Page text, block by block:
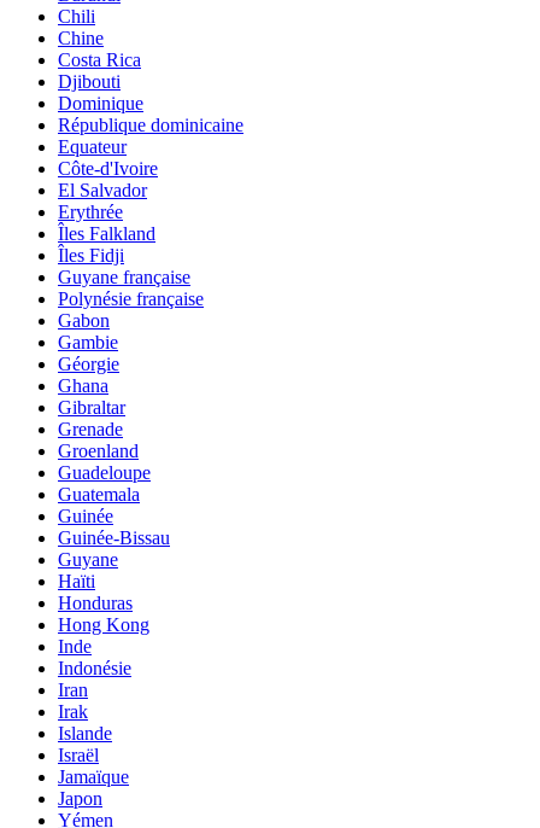
Chili
Chine
Costa Rica
Djibouti
Dominique
République dominicaine
Equateur
Côte-d'Ivoire
El Salvador
Erythrée
Îles Falkland
Îles Fidji
Guyane française
Polynésie française
Gabon
Gambie
Géorgie
Ghana
Gibraltar
Grenade
Groenland
Guadeloupe
Guatemala
Guinée
Guinée-Bissau
Guyane
Haïti
Honduras
Hong Kong
Inde
Indonésie
Iran
Irak
Islande
Israël
Jamaïque
Japon
Yémen